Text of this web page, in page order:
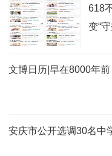
618
变“
文博日历|早在8000年前
安庆市公开选调30名中